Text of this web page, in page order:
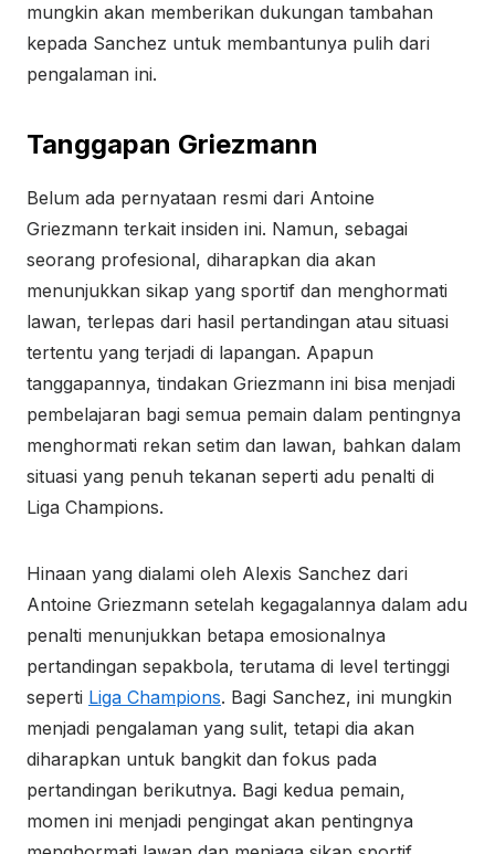
mungkin akan memberikan dukungan tambahan
kepada Sanchez untuk membantunya pulih dari
pengalaman ini.
Tanggapan Griezmann
Belum ada pernyataan resmi dari Antoine
Griezmann terkait insiden ini. Namun, sebagai
seorang profesional, diharapkan dia akan
menunjukkan sikap yang sportif dan menghormati
lawan, terlepas dari hasil pertandingan atau situasi
tertentu yang terjadi di lapangan. Apapun
tanggapannya, tindakan Griezmann ini bisa menjadi
pembelajaran bagi semua pemain dalam pentingnya
menghormati rekan setim dan lawan, bahkan dalam
situasi yang penuh tekanan seperti adu penalti di
Liga Champions.
Hinaan yang dialami oleh Alexis Sanchez dari
Antoine Griezmann setelah kegagalannya dalam adu
penalti menunjukkan betapa emosionalnya
pertandingan sepakbola, terutama di level tertinggi
seperti Liga Champions. Bagi Sanchez, ini mungkin
menjadi pengalaman yang sulit, tetapi dia akan
diharapkan untuk bangkit dan fokus pada
pertandingan berikutnya. Bagi kedua pemain,
momen ini menjadi pengingat akan pentingnya